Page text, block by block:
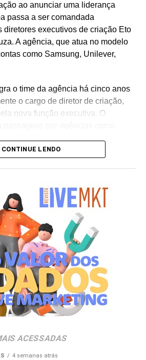
ao anunciar uma liderança
passa a ser comandada
diretores executivos de criação Eto
A agência, que atua no modelo
como Samsung, Unilever,
o time da agência há cinco anos
o cargo de diretor de criação,
nova função executiva. O
à Cheil Brasil para assumir o
Em sua trajetória corporativa,
em operações publicitárias como
DPZ e Neogama/BBH.
distintas e
de já terem trabalhado juntos e
o DNA da Cheil – sabendo
diversas disciplinas e
para nossos clientes.
liderança compartilhada trará uma
os processos, além de
efetivos para nossos projetos e
fortalecer a entrega criativa
CONTINUE LENDO
ACESSADAS
4 semanas atrás